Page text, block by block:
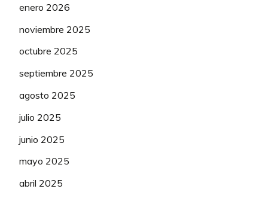
enero 2026
noviembre 2025
octubre 2025
septiembre 2025
agosto 2025
julio 2025
junio 2025
mayo 2025
abril 2025